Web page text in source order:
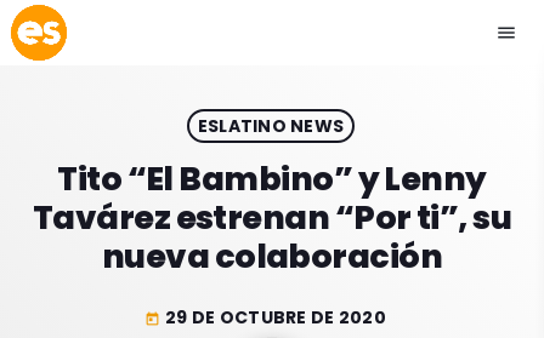
menu
play_arrow EMISIÓN LA PAZ
play_arrow EMISIÓN COCHABAMBA
ESLATINO NEWS
Tito “El Bambino” y Lenny
Tavárez estrenan “Por ti”, su
nueva colaboración
today 29 DE OCTUBRE DE 2020